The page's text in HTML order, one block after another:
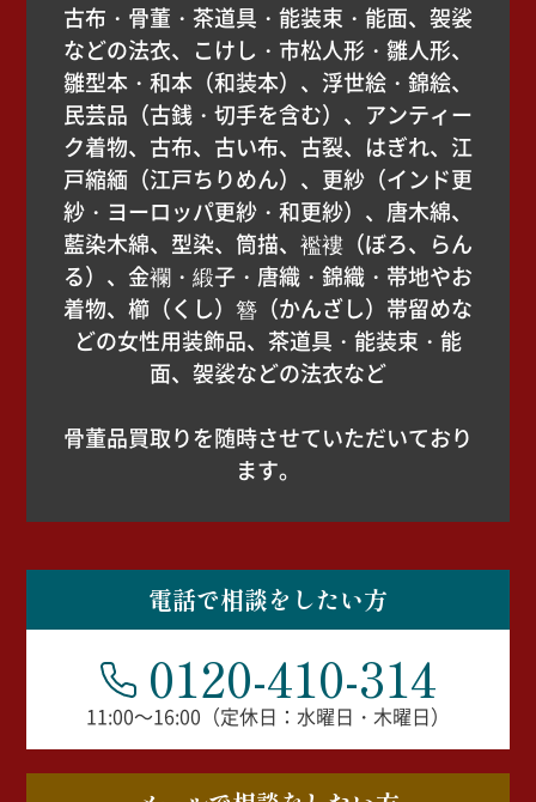
古布・骨董・茶道具・能装束・能面、袈裟
などの法衣、こけし・市松人形・雛人形、
雛型本・和本（和装本）、浮世絵・錦絵、
民芸品（古銭・切手を含む）、アンティー
ク着物、古布、古い布、古裂、はぎれ、江
戸縮緬（江戸ちりめん）、更紗（インド更
紗・ヨーロッパ更紗・和更紗）、唐木綿、
藍染木綿、型染、筒描、襤褸（ぼろ、らん
る）、金襴・緞子・唐織・錦織・帯地やお
着物、櫛（くし）簪（かんざし）帯留めな
どの女性用装飾品、茶道具・能装束・能
面、袈裟などの法衣など
骨董品買取りを随時させていただいており
ます。
電話で相談をしたい方
0120-410-314
11:00～16:00（定休日：水曜日・木曜日）